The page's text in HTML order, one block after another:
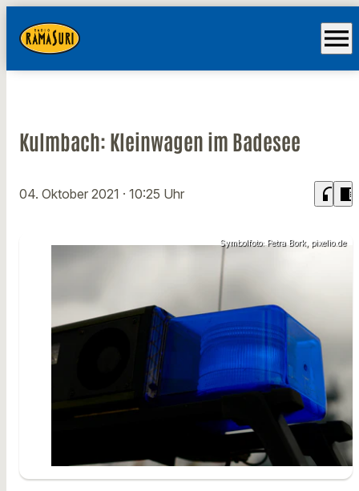
menu
Kulmbach: Kleinwagen im Badesee
04. Oktober 2021 · 10:25 Uhr headphones chrome_reader_mode
Symbolfoto: Petra Bork, pixelio.de